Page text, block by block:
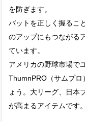
を防ぎます。
バットを正しく握るこ
のアップにもつながる
ています。
アメリカの野球市場で
ThumnPRO（サムプロ
ょう。大リーグ、日本
が高まるアイテムです。